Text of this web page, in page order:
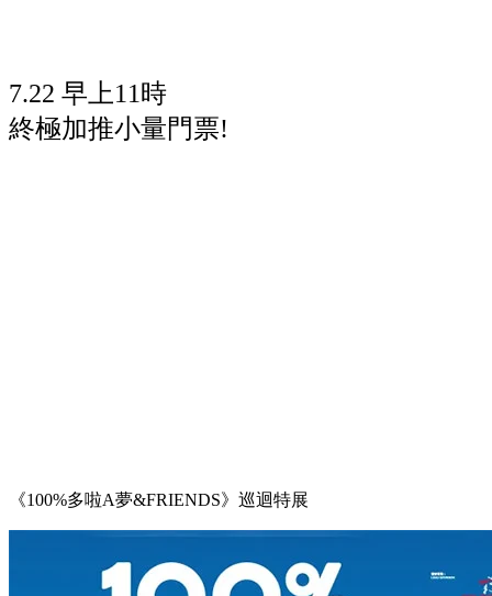
7.22 早上11時
終極加推小量門票!
《100%多啦A夢&FRIENDS》巡迴特展